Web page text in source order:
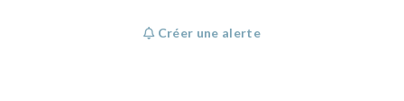
Créer une alerte